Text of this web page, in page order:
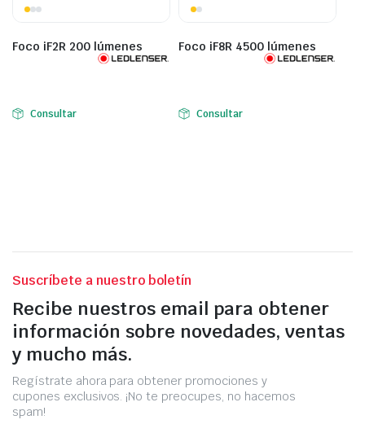
Foco iF2R 200 lúmenes
Consultar
Foco iF8R 4500 lúmenes
Consultar
Suscríbete a nuestro boletín
Recibe nuestros email para obtener
información sobre novedades, ventas
y mucho más.
Regístrate ahora para obtener promociones y
cupones exclusivos. ¡No te preocupes, no hacemos
spam!